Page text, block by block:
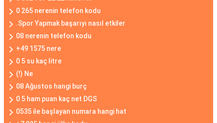
0 265 nerenin telefon kodu
.Spor Yapmak başarıyı nasıl etkiler
08 nerenin telefon kodu
+49 1575 nere
0 5 su kaç litre
(!) Ne
08 Ağustos hangi burç
0 5 ham puan kaç net DGS
0535 ile başlayan numara hangi hat